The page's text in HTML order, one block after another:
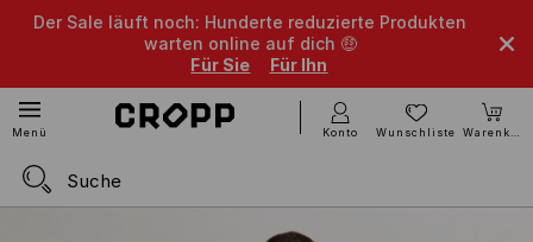
Der Sale läuft noch: Hunderte reduzierte Produkten
warten online auf dich 🤑
Für Sie
Für Ihn
Menü Konto Wunschliste Warenkorb